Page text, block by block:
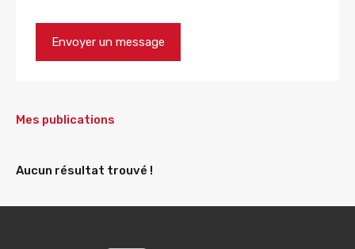
Mes publications
Aucun résultat trouvé !